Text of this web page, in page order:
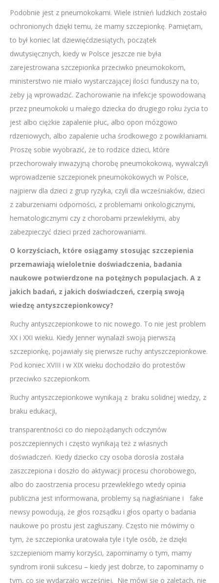
Podobnie jest z pneumokokami. Wiele istnień ludzkich zostało
ochronionych dzięki temu, że mamy szczepionkę. Pamiętam,
to był koniec lat dziewięćdziesiątych, początek
dwutysięcznych, kiedy w Polsce jeszcze nie była
zarejestrowana szczepionka przeciwko pneumokokom,
ministerstwo nie miało wystarczającej ilości funduszy na to,
żeby ją wprowadzić. Zachorowanie na infekcje spowodowaną
przez pneumokoki u małego dziecka do drugiego roku życia to
jest albo ciężkie zapalenie płuc, albo opon mózgowo
rdzeniowych, albo zapalenie ucha środkowego z powikłaniami.
Proszę sobie wyobrazić, że to rodzice dzieci, które
przechorowały inwazyjną chorobę pneumokokową, wywalczyli
wprowadzenie szczepionek pneumokokowych w Polsce,
najpierw dla dzieci z grup ryzyka, czyli dla wcześniaków, dzieci
z zaburzeniami odporności, z problemami onkologicznymi,
hematologicznymi czy z chorobami przewlekłymi, aby
zabezpieczyć dzieci przed zachorowaniami.
O korzyściach, które osiągamy stosując szczepienia
przemawiają wieloletnie doświadczenia, badania
naukowe potwierdzone na potężnych populacjach. A z
jakich badań, z jakich doświadczeń, czerpią swoją
wiedzę antyszczepionkowcy?
Ruchy antyszczepionkowe to nic nowego. To nie jest problem
XX i XXI wieku. Kiedy Jenner wynalazł swoją pierwszą
szczepionkę, pojawiały się pierwsze ruchy antyszczepionkowe.
Pod koniec XVIII i w XIX wieku dochodziło do protestów
przeciwko szczepionkom.
Ruchy antyszczepionkowe wynikają z braku solidnej wiedzy, z
braku edukacji,
transparentności co do niepożądanych odczynów
poszczepiennych i często wynikają też z własnych
doświadczeń. Kiedy dziecko czy osoba dorosła została
zaszczepiona i doszło do aktywacji procesu chorobowego,
albo do zaostrzenia procesu przewlekłego wtedy opinia
publiczna jest informowana, problemy są nagłaśniane i fake
newsy powodują, że głos rozsądku i głos oparty o badania
naukowe po prostu jest zagłuszany. Często nie mówimy o
tym, że szczepionka uratowała tyle i tyle osób, że dzięki
szczepieniom mamy korzyści, zapominamy o tym, mamy
syndrom ironii sukcesu – kiedy jest dobrze, to zapominamy o
tym, co się wydarzało wcześniej. Nie mówi się o zaletach, nie